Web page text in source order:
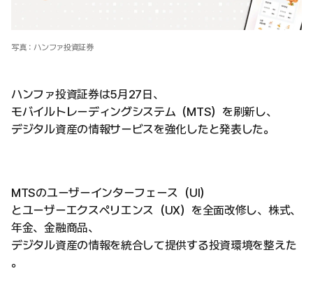
写真：ハンファ投資証券
ハンファ投資証券は5月27日、
モバイルトレーディングシステム（MTS）を刷新し、
デジタル資産の情報サービスを強化したと発表した。
MTSのユーザーインターフェース（UI）
とユーザーエクスペリエンス（UX）を全面改修し、株式、
年金、金融商品、
デジタル資産の情報を統合して提供する投資環境を整えた
。